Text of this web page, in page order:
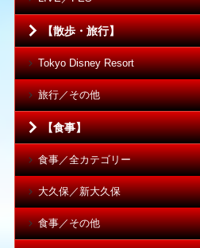
【散歩・旅行】
Tokyo Disney Resort
旅行／その他
【食事】
食事／全カテゴリー
大久保／新大久保
食事／その他